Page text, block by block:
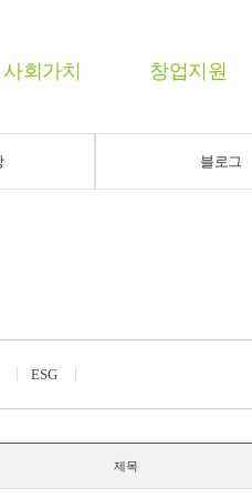
사회가치 창업지원
블로그
ESG
제목